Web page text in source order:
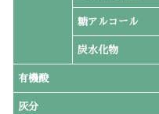
糖アルコール
炭水化物
有機酸
灰分